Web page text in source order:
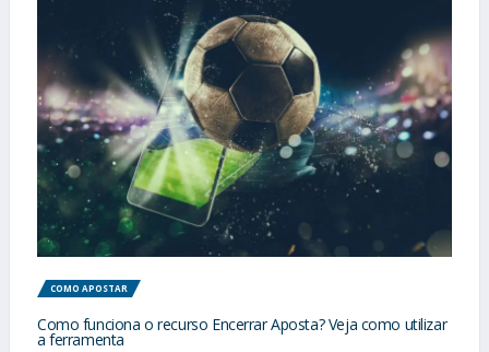
COMO APOSTAR
Como funciona o recurso Encerrar Aposta? Veja como utilizar
a ferramenta